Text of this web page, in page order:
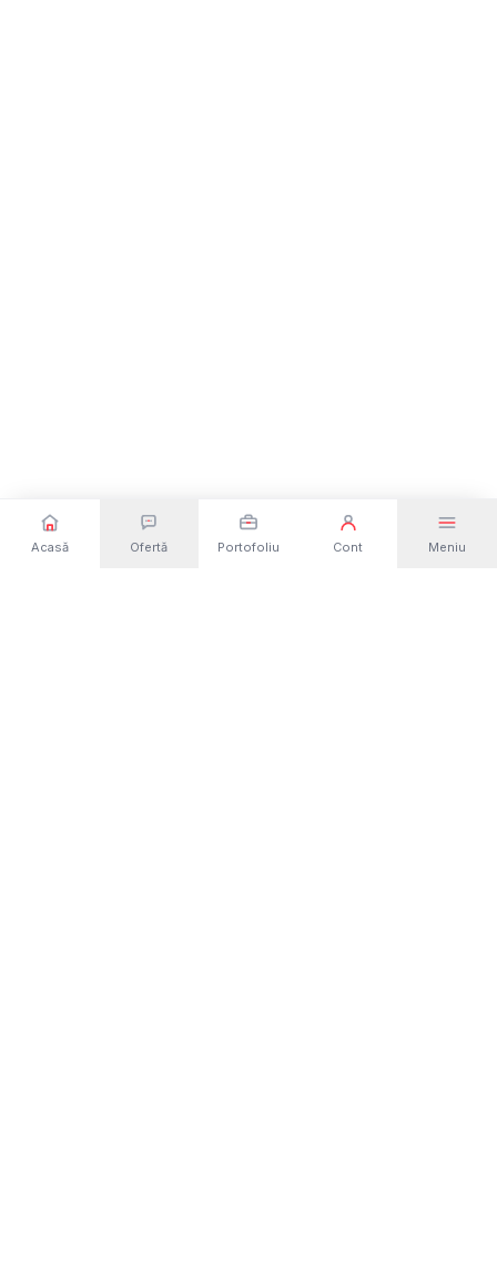
Acasă Ofertă Portofoliu Cont Meniu